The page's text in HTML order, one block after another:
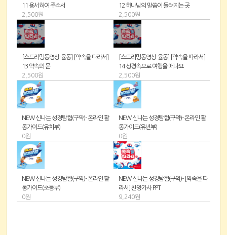
11 용서하여 주소서
2,500원
12 하나님의 말씀이 들려지는 곳
2,500원
[스트리밍동영상-율동] [약속을 따라서]
13 약속의 문
2,500원
[스트리밍동영상-율동] [약속을 따라서]
14 성경속으로 여행을 떠나요
2,500원
NEW 신나는 성경탐험(구약)- 온라인 활
동가이드(유치부)
0원
NEW 신나는 성경탐험(구약)- 온라인 활
동가이드(유년부)
0원
NEW 신나는 성경탐험(구약)- 온라인 활
동가이드(초등부)
0원
NEW 신나는 성경탐험(구약)- [약속을 따
라서] 찬양가사 PPT
9,240원